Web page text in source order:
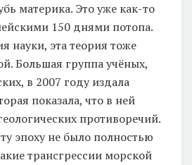
материка. Это уже как-то
150 днями потопа.
науки, эта теория тоже
Большая группа учёных,
в 2007 году издала
показала, что в ней
противоречий.
эпоху не было полностью
трансгрессии морской